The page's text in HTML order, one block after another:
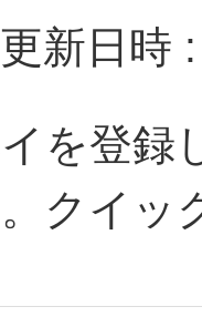
更新日時
を登録
クイッ